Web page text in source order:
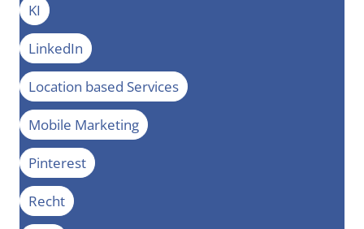
KI
LinkedIn
Location based Services
Mobile Marketing
Pinterest
Recht